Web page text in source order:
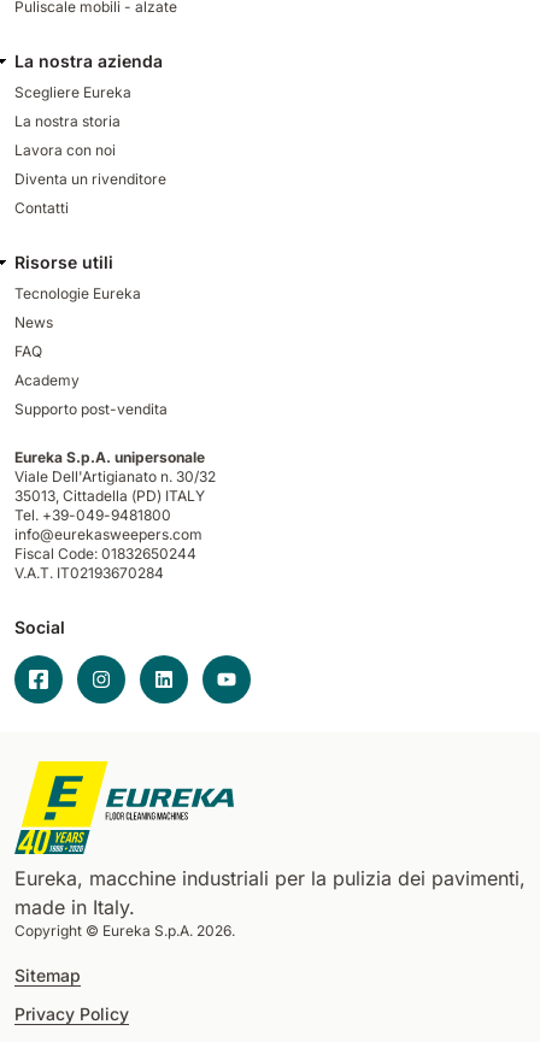
Puliscale mobili - alzate
La nostra azienda
Scegliere Eureka
La nostra storia
Lavora con noi
Diventa un rivenditore
Contatti
Risorse utili
Tecnologie Eureka
News
FAQ
Academy
Supporto post-vendita
Eureka S.p.A. unipersonale
Viale Dell'Artigianato n. 30/32
35013, Cittadella (PD) ITALY
Tel. +39-049-9481800
info@eurekasweepers.com
Fiscal Code: 01832650244
V.A.T. IT02193670284
Social
Eureka, macchine industriali per la pulizia dei pavimenti,
made in Italy.
Copyright © Eureka S.p.A. 2026.
Sitemap
Privacy Policy